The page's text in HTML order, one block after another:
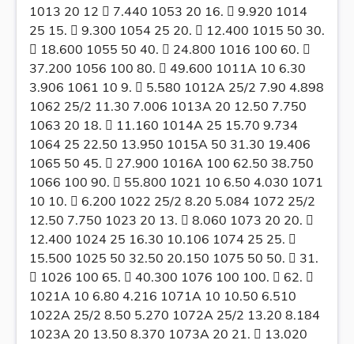
1013 20 12  7.440 1053 20 16.  9.920 1014
25 15.  9.300 1054 25 20.  12.400 1015 50 30.
 18.600 1055 50 40.  24.800 1016 100 60. 
37.200 1056 100 80.  49.600 1011A 10 6.30
3.906 1061 10 9.  5.580 1012A 25/2 7.90 4.898
1062 25/2 11.30 7.006 1013A 20 12.50 7.750
1063 20 18.  11.160 1014A 25 15.70 9.734
1064 25 22.50 13.950 1015A 50 31.30 19.406
1065 50 45.  27.900 1016A 100 62.50 38.750
1066 100 90.  55.800 1021 10 6.50 4.030 1071
10 10.  6.200 1022 25/2 8.20 5.084 1072 25/2
12.50 7.750 1023 20 13.  8.060 1073 20 20. 
12.400 1024 25 16.30 10.106 1074 25 25. 
15.500 1025 50 32.50 20.150 1075 50 50.  31.
 1026 100 65.  40.300 1076 100 100.  62. 
1021A 10 6.80 4.216 1071A 10 10.50 6.510
1022A 25/2 8.50 5.270 1072A 25/2 13.20 8.184
1023A 20 13.50 8.370 1073A 20 21.  13.020